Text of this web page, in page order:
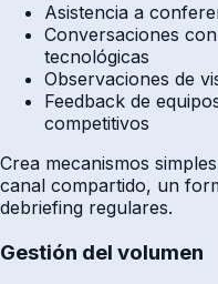
Asistencia a
Conversaciones
tecnológicas
Observaciones de
Feedback de
competitivos
Crea mecanismos
canal compartido, un
debriefing regulares.
Gestión del volumen